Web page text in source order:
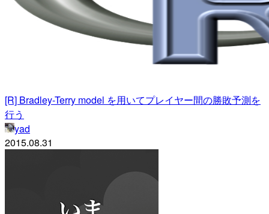
[R] Bradley-Terry model を用いてプレイヤー間の勝敗予測を
行う
yad
2015.08.31